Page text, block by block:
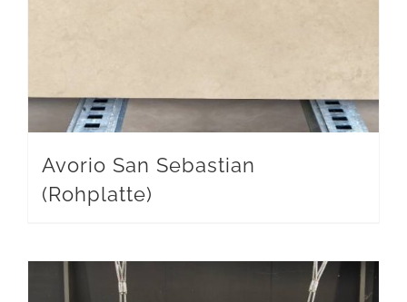
Avorio San Sebastian
(Rohplatte)